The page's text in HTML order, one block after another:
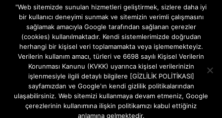
Gizlilik ve Çerezler (Cookies) Politikası
Hakkımızda
İletişim Kanalları
MODEM KURULUM
TEKNİK DESTEK
TELEVİZYON SİSTEMLERİ
"Web sitemizde sunulan hizmetleri geliştirmek, sizlere daha iyi
bir kullanıcı deneyimi sunmak ve sitemizin verimli çalışmasını
sağlamak amacıyla Google tarafından sağlanan çerezler
(cookies) kullanılmaktadır. Kendi sistemlerimizde doğrudan
herhangi bir kişisel veri toplamamakta veya işlememekteyiz.
Verilerin kullanım amacı, türleri ve 6698 sayılı Kişisel Verilerin
Korunması Kanunu (KVKK) uyarınca kişisel verilerinizin
işlenmesiyle ilgili detaylı bilgilere [GİZLİLİK POLİTİKASI]
sayfamızdan ve Google'ın kendi gizlilik politikalarından
ulaşabilirsiniz. Web sitemizi kullanmaya devam etmeniz, Google
çerezlerinin kullanımına ilişkin politikamızı kabul ettiğiniz
anlamına gelmektedir.